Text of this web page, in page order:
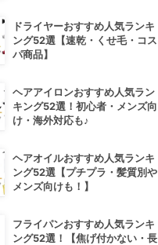
ドライヤーおすすめ人気ランキ
ング52選【速乾・くせ毛・コス
パ商品】
ヘアアイロンおすすめ人気ラン
キング52選！初心者・メンズ向
け・海外対応も♪
ヘアオイルおすすめ人気ランキ
ング52選【プチプラ・髪質別や
メンズ向けも！】
フライパンおすすめ人気ランキ
ング52選！【焦げ付かない・長